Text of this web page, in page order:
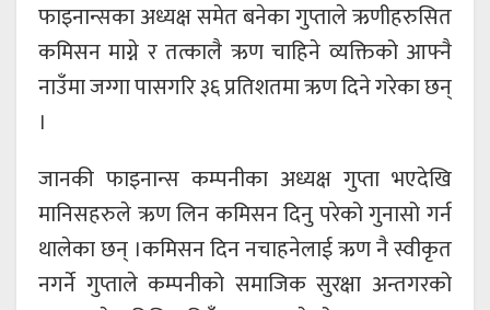
फाइनान्सका अध्यक्ष समेत बनेका गुप्ताले ऋणीहरुसित
कमिसन माग्ने र तत्कालै ऋण चाहिने व्यक्तिको आफ्नै
नाउँमा जग्गा पासगरि ३६ प्रतिशतमा ऋण दिने गरेका छन्
।
जानकी फाइनान्स कम्पनीका अध्यक्ष गुप्ता भएदेखि
मानिसहरुले ऋण लिन कमिसन दिनु परेको गुनासो गर्न
थालेका छन् ।कमिसन दिन नचाहनेलाई ऋण नै स्वीकृत
नगर्ने गुप्ताले कम्पनीको समाजिक सुरक्षा अन्तगरको